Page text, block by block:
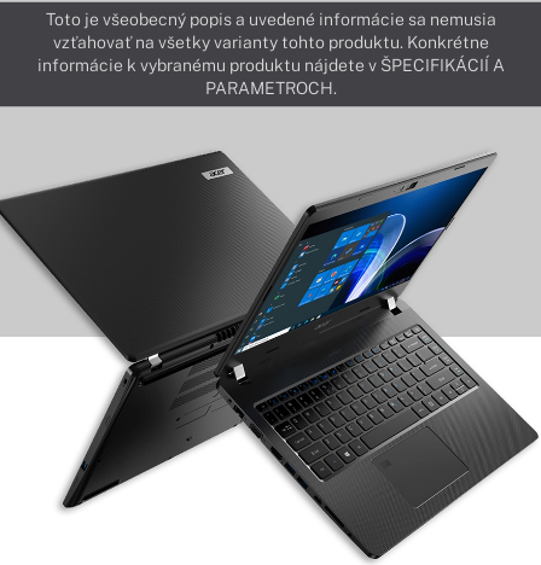
Toto je všeobecný popis a uvedené informácie sa nemusia
vzťahovať na všetky varianty tohto produktu. Konkrétne
informácie k vybranému produktu nájdete v ŠPECIFIKÁCIÍ A
PARAMETROCH.